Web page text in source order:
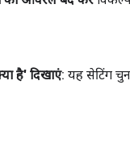
है' दिखाएं: यह सेटिंग